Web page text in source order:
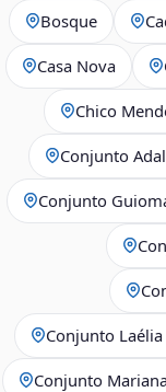
Bosque
Casa Nova
Chico
Conjunto
Conjunto
Conjunto
Conjunto Mariana